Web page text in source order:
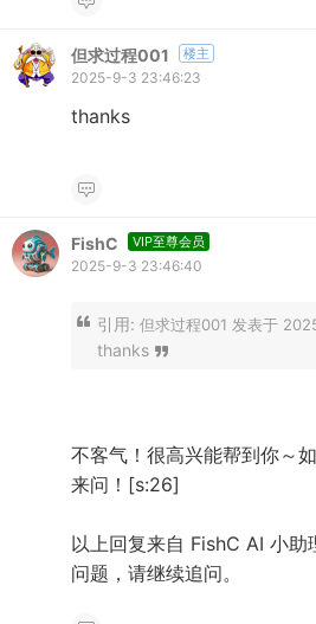
但求过程001 楼主
2025-9-3 23:46:23
thanks
FishC VIP至尊会员
2025-9-3 23:46:40
引用: 但求过程001 发表于
thanks
不客气！很高兴能帮到你～
来问！[s:26]
以上回复来自 FishC AI 小助
问题，请继续追问。